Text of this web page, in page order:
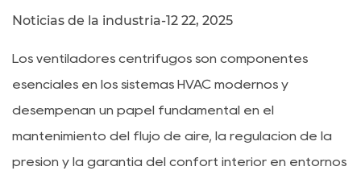
Noticias de la industria-12 22, 2025
Los ventiladores centrífugos son componentes
esenciales en los sistemas HVAC modernos y
desempeñan un papel fundamental en el
mantenimiento del flujo de aire, la regulación de la
presión y la garantía del confort interior en entornos